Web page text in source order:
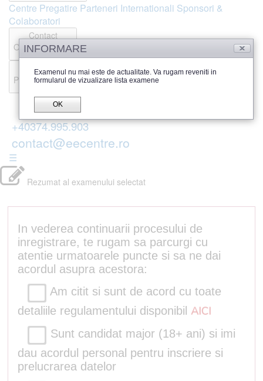
Centre Pregatire Parteneri Internationali Sponsori &
Colaboratori
Contact
Offline si Online
Recenzii
Parerea publicului
+40374.995.903
contact@eecentre.ro
☰
Rezumat al examenului selectat
In vederea continuarii procesului de
inregistrare, te rugam sa parcurgi cu
atentie urmatoarele puncte si sa ne dai
acordul asupra acestora:
Am citit si sunt de acord cu toate
detaliile regulamentului disponibil AICI
Sunt candidat major (18+ ani) si imi
dau acordul personal pentru inscriere si
prelucrarea datelor
INFORMARE
Examenul nu mai este de actualitate. Va rugam reveniti in
formularul de vizualizare lista examene
OK